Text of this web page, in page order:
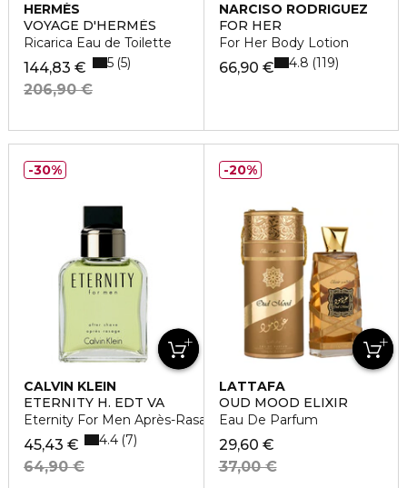
HERMÈS
VOYAGE D'HERMÈS
Ricarica Eau de Toilette
144,83 €
206,90 €
5 5
NARCISO RODRIGUEZ
FOR HER
For Her Body Lotion
66,90 € 4.8 119
CALVIN KLEIN
ETERNITY H. EDT VA
Eternity For Men Après-Rasage
45,43 €
64,90 €
4.4 7
30%
LATTAFA
OUD MOOD ELIXIR
Eau De Parfum
29,60 €
37,00 €
20%